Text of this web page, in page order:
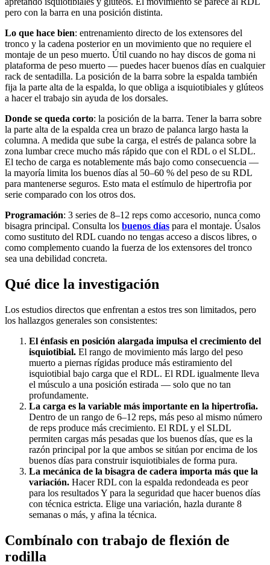
pero con la barra en una posición distinta.
Lo que hace bien: entrenamiento directo de los extensores del
tronco y la cadena posterior en un movimiento que no requiere el
montaje de un peso muerto. Útil cuando no hay discos de goma ni
plataforma de peso muerto — puedes hacer buenos días en cualquier
rack de sentadilla. La posición de la barra sobre la espalda también
fija la parte alta de la espalda, lo que obliga a isquiotibiales y glúteos
a hacer el trabajo sin ayuda de los dorsales.
Donde se queda corto: la posición de la barra. Tener la barra sobre
la parte alta de la espalda crea un brazo de palanca largo hasta la
columna. A medida que sube la carga, el estrés de palanca sobre la
zona lumbar crece mucho más rápido que con el RDL o el SLDL.
El techo de carga es notablemente más bajo como consecuencia —
la mayoría limita los buenos días al 50–60 % del peso de su RDL
para mantenerse seguros. Esto mata el estímulo de hipertrofia por
serie comparado con los otros dos.
Programación: 3 series de 8–12 reps como accesorio, nunca como
bisagra principal. Consulta los buenos días para el montaje. Úsalos
como sustituto del RDL cuando no tengas acceso a discos libres, o
como complemento cuando la fuerza de los extensores del tronco
sea una debilidad concreta.
Qué dice la investigación
Los estudios directos que enfrentan a estos tres son limitados, pero
los hallazgos generales son consistentes:
El énfasis en posición alargada impulsa el crecimiento del
isquiotibial. El rango de movimiento más largo del peso
muerto a piernas rígidas produce más estiramiento del
isquiotibial bajo carga que el RDL. El RDL igualmente lleva
el músculo a una posición estirada — solo que no tan
profundamente.
La carga es la variable más importante en la hipertrofia.
Dentro de un rango de 6–12 reps, más peso al mismo número
de reps produce más crecimiento. El RDL y el SLDL
permiten cargas más pesadas que los buenos días, que es la
razón principal por la que ambos se sitúan por encima de los
buenos días para construir isquiotibiales de forma pura.
La mecánica de la bisagra de cadera importa más que la
variación. Hacer RDL con la espalda redondeada es peor
para los resultados Y para la seguridad que hacer buenos días
con técnica estricta. Elige una variación, hazla durante 8
semanas o más, y afina la técnica.
Combínalo con trabajo de flexión de
rodilla